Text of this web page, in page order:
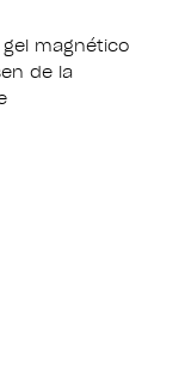
magnético
de la